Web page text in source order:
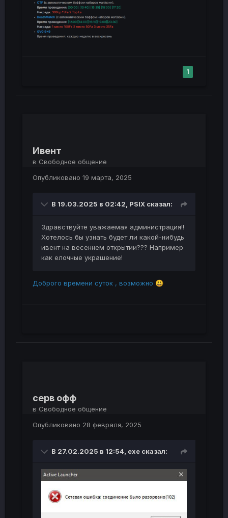
1
Ивент
в Свободное общение
Опубликовано 19 марта, 2025
В 19.03.2025 в 02:42, PSIX сказал:
Здравствуйте уважаемая администрация!!
Хотелось бы узнать будет ли какой-нибудь
ивент на весеннем открытии??? Например
как елочные украшение!
Доброго времени суток , возможно 😃
серв офф
в Свободное общение
Опубликовано 28 февраля, 2025
В 27.02.2025 в 12:54, exe сказал: